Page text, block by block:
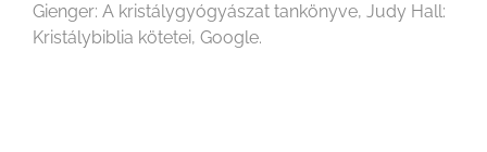
Gienger: A kristálygyógyászat tankönyve, Judy Hall:
Kristálybiblia kötetei, Google.